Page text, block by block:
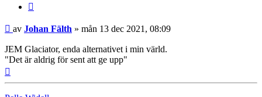
Inlägg
av Johan Fälth » mån 13 dec 2021, 08:09
JEM Glaciator, enda alternativet i min värld.
"Det är aldrig för sent att ge upp"